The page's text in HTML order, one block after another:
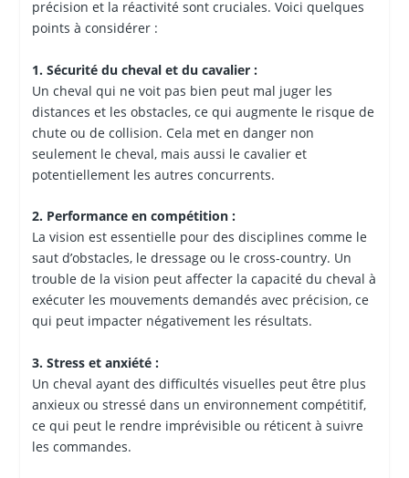
précision et la réactivité sont cruciales. Voici quelques
points à considérer :
1. Sécurité du cheval et du cavalier :
Un cheval qui ne voit pas bien peut mal juger les
distances et les obstacles, ce qui augmente le risque de
chute ou de collision. Cela met en danger non
seulement le cheval, mais aussi le cavalier et
potentiellement les autres concurrents.
2. Performance en compétition :
La vision est essentielle pour des disciplines comme le
saut d’obstacles, le dressage ou le cross-country. Un
trouble de la vision peut affecter la capacité du cheval à
exécuter les mouvements demandés avec précision, ce
qui peut impacter négativement les résultats.
3. Stress et anxiété :
Un cheval ayant des difficultés visuelles peut être plus
anxieux ou stressé dans un environnement compétitif,
ce qui peut le rendre imprévisible ou réticent à suivre
les commandes.